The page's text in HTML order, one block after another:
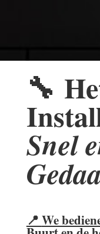
🔧
Snel
📍 We